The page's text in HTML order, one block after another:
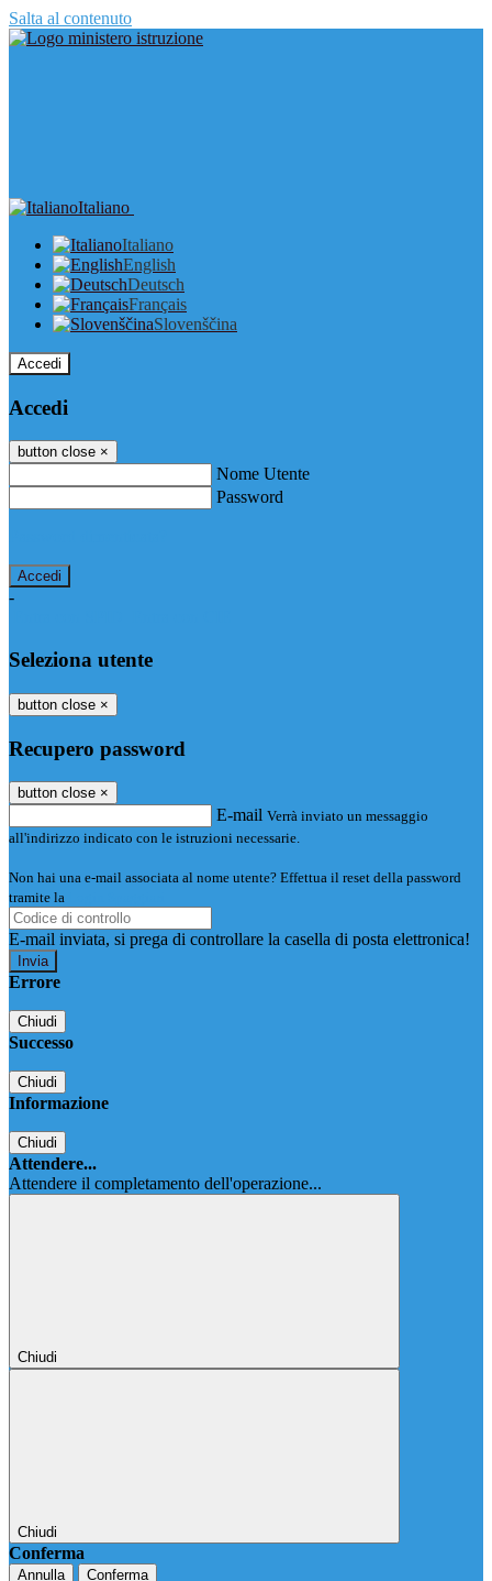
Salta al contenuto
Italiano
Italiano
English
Deutsch
Français
Slovenščina
Accedi
Accedi
button close ×
Nome Utente
Password
-
Seleziona utente
button close ×
Recupero password
button close ×
E-mail Verrà inviato un messaggio
all'indirizzo indicato con le istruzioni necessarie.
Non hai una e-mail associata al nome utente? Effettua il reset della password
tramite la
E-mail inviata, si prega di controllare la casella di posta elettronica!
Errore
Chiudi
Successo
Chiudi
Informazione
Chiudi
Attendere...
Attendere il completamento dell'operazione...
Chiudi
Chiudi
Conferma
Annulla Conferma